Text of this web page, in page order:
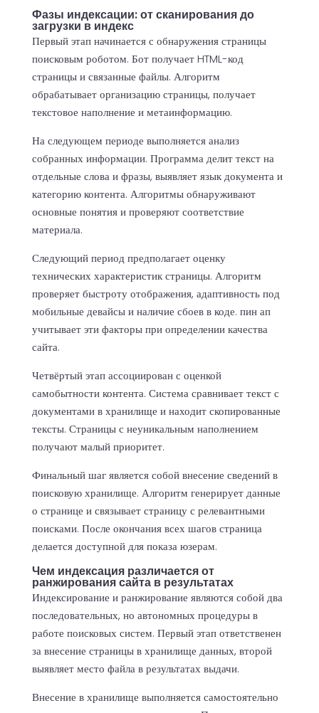
Фазы индексации: от сканирования до
загрузки в индекс
Первый этап начинается с обнаружения страницы
поисковым роботом. Бот получает HTML-код
страницы и связанные файлы. Алгоритм
обрабатывает организацию страницы, получает
текстовое наполнение и метаинформацию.
На следующем периоде выполняется анализ
собранных информации. Программа делит текст на
отдельные слова и фразы, выявляет язык документа и
категорию контента. Алгоритмы обнаруживают
основные понятия и проверяют соответствие
материала.
Следующий период предполагает оценку
технических характеристик страницы. Алгоритм
проверяет быстроту отображения, адаптивность под
мобильные девайсы и наличие сбоев в коде. пин ап
учитывает эти факторы при определении качества
сайта.
Четвёртый этап ассоциирован с оценкой
самобытности контента. Система сравнивает текст с
документами в хранилище и находит скопированные
тексты. Страницы с неуникальным наполнением
получают малый приоритет.
Финальный шаг является собой внесение сведений в
поисковую хранилище. Алгоритм генерирует данные
о странице и связывает страницу с релевантными
поисками. После окончания всех шагов страница
делается доступной для показа юзерам.
Чем индексация различается от
ранжирования сайта в результатах
Индексирование и ранжирование являются собой два
последовательных, но автономных процедуры в
работе поисковых систем. Первый этап ответственен
за внесение страницы в хранилище данных, второй
выявляет место файла в результатах выдачи.
Внесение в хранилище выполняется самостоятельно